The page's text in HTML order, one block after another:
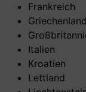
Frankreich
Griechenland
Italien
Kroatien
Lettland